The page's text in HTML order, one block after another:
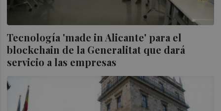
Tecnología 'made in Alicante' para el
blockchain de la Generalitat que dará
servicio a las empresas